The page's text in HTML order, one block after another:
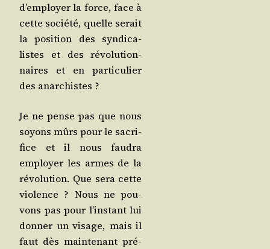
d’employer la force, face à
cette socié­té, quelle serait
la posi­tion des syn­di­ca­
listes et des révo­lu­tion­
naires et en par­ti­cu­lier
des anarchistes ?
Je ne pense pas que nous
soyons mûrs pour le sacri­
fice et il nous fau­dra
employer les armes de la
révo­lu­tion. Que sera cette
vio­lence ? Nous ne pou­
vons pas pour l’ins­tant lui
don­ner un visage, mais il
faut dès main­te­nant pré­